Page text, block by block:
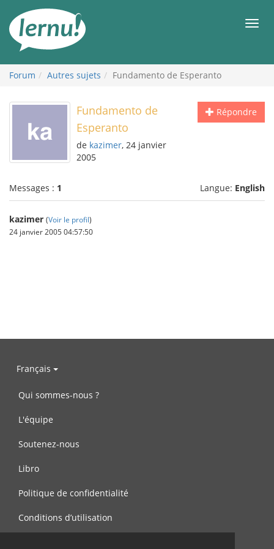
contenu
Forum Autres sujets Fundamento de Esperanto
Répondre
Fundamento de
Esperanto
de kazimer, 24 janvier
2005
Messages : 1 Langue: English
kazimer (Voir le profil)
24 janvier 2005 04:57:50
Français
Qui sommes-nous ?
L'équipe
Soutenez-nous
Libro
Politique de confidentialité
Conditions d’utilisation